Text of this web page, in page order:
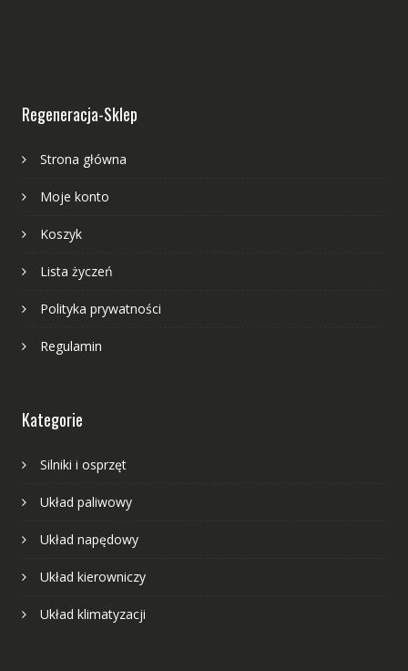
Regeneracja-Sklep
Strona główna
Moje konto
Koszyk
Lista życzeń
Polityka prywatności
Regulamin
Kategorie
Silniki i osprzęt
Układ paliwowy
Układ napędowy
Układ kierowniczy
Układ klimatyzacji